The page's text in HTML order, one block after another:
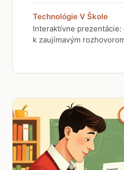
Technológie V Škole
Interaktívne
k zaujímavým